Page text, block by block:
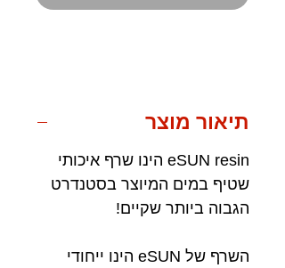
תיאור מוצר
eSUN resin הינו שרף איכותי
שטיף במים המיוצר בסטנדרט
הגבוה ביותר שקיים!
השרף של eSUN הינו ייחודי